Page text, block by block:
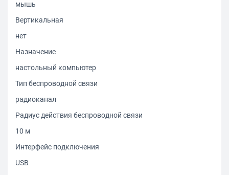
мышь
Вертикальная
нет
Назначение
настольный компьютер
Тип беспроводной связи
радиоканал
Радиус действия беспроводной связи
10 м
Интерфейс подключения
USB